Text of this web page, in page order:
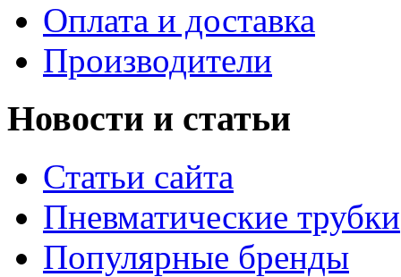
Оплата и доставка
Производители
Новости и статьи
Статьи сайта
Пневматические трубки
Популярные бренды